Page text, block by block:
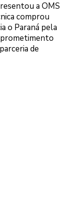
a OMS
comprou
o Paraná pela
de